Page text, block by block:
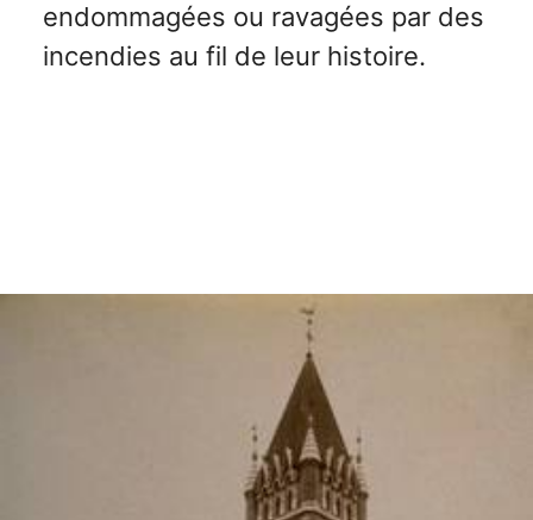
endommagées ou ravagées par des
incendies au fil de leur histoire.